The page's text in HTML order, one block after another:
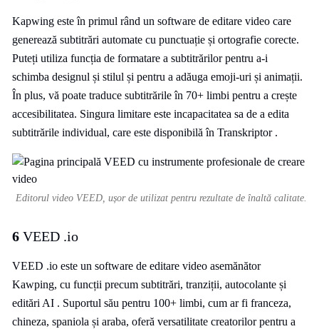
Kapwing este în primul rând un software de editare video care
generează subtitrări automate cu punctuație și ortografie corecte.
Puteți utiliza funcția de formatare a subtitrărilor pentru a-i
schimba designul și stilul și pentru a adăuga emoji-uri și animații.
În plus, vă poate traduce subtitrările în 70+ limbi pentru a crește
accesibilitatea. Singura limitare este incapacitatea sa de a edita
subtitrările individual, care este disponibilă în Transkriptor .
Editorul video VEED, ușor de utilizat pentru rezultate de înaltă calitate.
6 VEED .io
VEED .io este un software de editare video asemănător
Kawping, cu funcții precum subtitrări, tranziții, autocolante și
editări AI . Suportul său pentru 100+ limbi, cum ar fi franceza,
chineza, spaniola și araba, oferă versatilitate creatorilor pentru a